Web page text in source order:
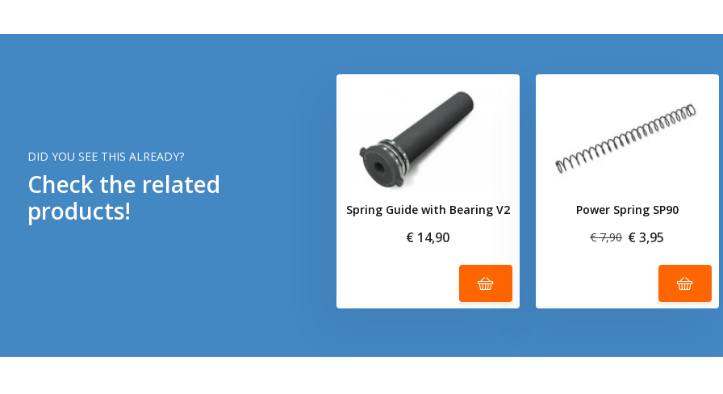
DID YOU SEE THIS ALREADY?
Check the related
products!
Spring Guide with Bearing V2
€ 14,90
Power Spring SP90
€ 7,90 € 3,95